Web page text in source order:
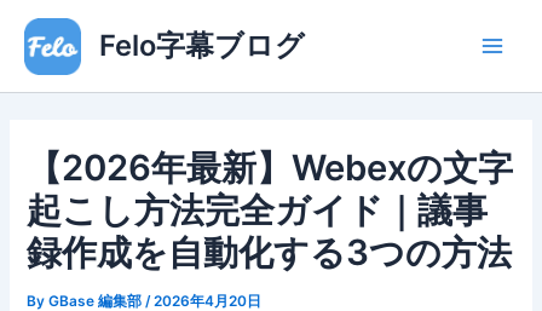
ス
Felo字幕ブログ
【2026年最新】Webexの文字
起こし方法完全ガイド｜議事
録作成を自動化する3つの方法
ByGBase 編集部/2026年4月20日